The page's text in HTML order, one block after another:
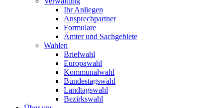
Ihr Anliegen
Ansprechpartner
Formulare
Ämter und Sachgebiete
Wahlen
Briefwahl
Europawahl
Kommunalwahl
Bundestagswahl
Landtagswahl
Bezirkswahl